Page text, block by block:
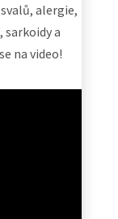
alergie,
sarkoidy a
na video!